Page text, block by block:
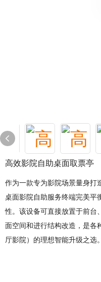
高效影院自助桌面取票亭
作为一款专为影院场景量身打
桌面影院自助服务终端完美平
性。该设备可直接放置于前台
面空间和进行结构改造，是各
厅影院）的理想智能升级之选。